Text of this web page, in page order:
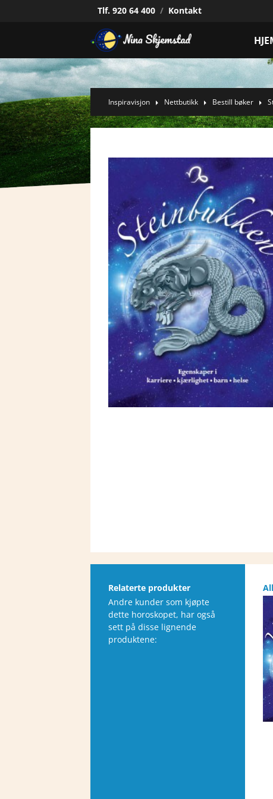
Tlf. 920 64 400 / Kontakt
Inspiravisjon Nettbutikk Bestill bøker
Relaterte produkter
Andre kunder som kjøpte
dette horoskopet, har også
sett på disse lignende
produktene: